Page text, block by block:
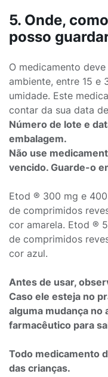
5. Onde,
posso
O medicamento
ambiente, entre 15 e
umidade. Este
contar da sua data
Número de lote e
embalagem.
Não use
vencido. Guarde-o
Etod ® 300 mg e
de comprimidos
cor amarela. Etod ®
de comprimidos
cor azul.
Antes de usar,
Caso ele esteja no
alguma mudança no
farmacêutico para
Todo medicamento
das crianças.